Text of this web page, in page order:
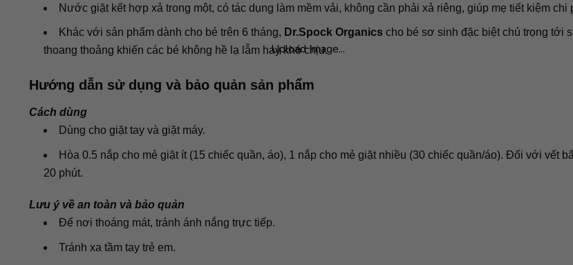
Upload Image...
Nước giặt kết hợp xả trong một, có tác dụng làm mềm vải, không cần phải xả riêng, giúp mẹ tiết kiệm
Khác với sản phẩm dành cho bé trên 6 tháng, Dr.Spock Organics cho bé sơ sinh đặc biệt chú trọng tới
thoang thoảng khiến các bé không hề lạ lẫm hay khó chịu.
Hướng dẫn sử dụng và bảo quản sản phẩm
Cách dùng
Dùng cho giặt tay và giặt máy.
Hòa 0.5 nắp cho mẻ giặt ít (15 chiếc quần, áo), 1 nắp cho mẻ giặt nhiều (30 chiếc quần/áo). Đối với vết
20 phút.
Lưu ý về an toàn và bảo quản
Để nơi thoáng mát, tránh ánh nắng trực tiếp.
Tránh xa tầm tay trẻ em.